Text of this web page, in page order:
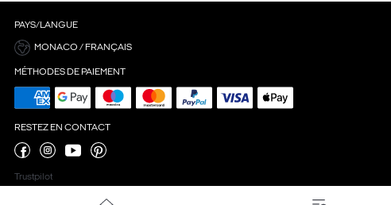
PAYS/LANGUE
MONACO / FRANÇAIS
MÉTHODES DE PAIEMENT
RESTEZ EN CONTACT
Trustpilot